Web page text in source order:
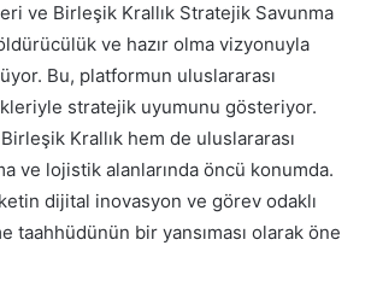
ve Birleşik Krallık Stratejik Savunma
ve hazır olma vizyonuyla
Bu, platformun uluslararası
stratejik uyumunu gösteriyor.
Krallık hem de uluslararası
ve lojistik alanlarında öncü konumda.
dijital inovasyon ve görev odaklı
taahhüdünün bir yansıması olarak öne